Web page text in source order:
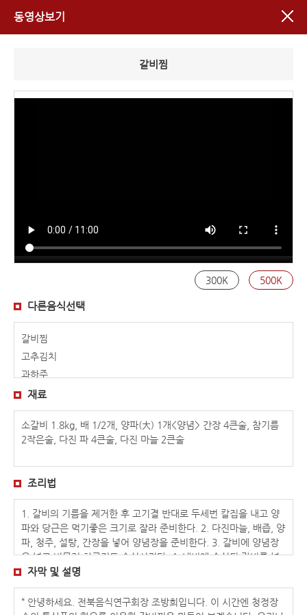
동영상보기
갈비찜
300K 500K
다른음식선택
갈비찜
고추김치
과하주
김치밥
꽃게장
녹두빈대떡
다슬기탕
대합구이
도토리묵
돌솥밥
두릅전골
두부떡국
땅콩두부
모주(김시원)
모주(송호연)
재료
소갈비 1.8kg, 배 1/2개, 양파(大) 1개<양념> 간장 4큰술, 참기름
2작은술, 다진 파 4큰술, 다진 마늘 2큰술
조리법
1. 갈비의 기름을 제거한 후 고기결 반대로 두세번 칼집을 내고 양
파와 당근은 먹기좋은 크기로 잘라 준비한다. 2. 다진마늘, 배즙, 양
파, 청주, 설탕, 간장을 넣어 양념장을 준비한다. 3. 갈비에 양념장
을 넣고 버무려 하루정도 숙성시킨다. 4. 냄비에 숙성된 갈비를 넣
고 육수를 부어 끓이고 절반쯤 익었을 때 준비한 야채를 넣고 끓인
다. 5. 갈비가 다 익었으면 참기름과 후추를 넣고 접시에 담는다.
자막 및 설명
“ 안녕하세요. 전북음식연구회장 조방희입니다. 이 시간엔 청정장